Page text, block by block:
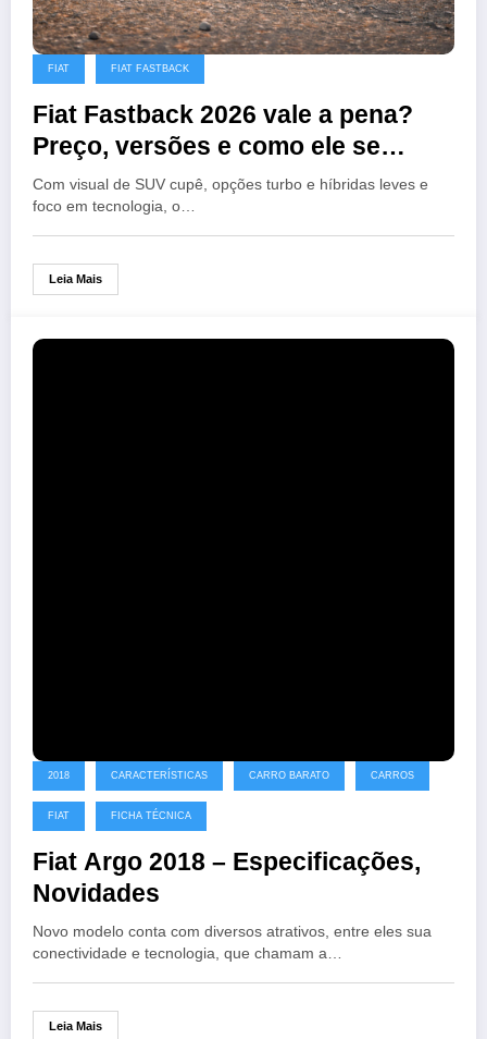
FIAT FIAT FASTBACK
Fiat Fastback 2026 vale a pena?
Preço, versões e como ele se
posiciona diante do Nivus hoje
Com visual de SUV cupê, opções turbo e híbridas leves e
foco em tecnologia, o…
Leia Mais
2018 CARACTERÍSTICAS CARRO BARATO CARROS
FIAT FICHA TÉCNICA
Fiat Argo 2018 – Especificações,
Novidades
Novo modelo conta com diversos atrativos, entre eles sua
conectividade e tecnologia, que chamam a…
Leia Mais